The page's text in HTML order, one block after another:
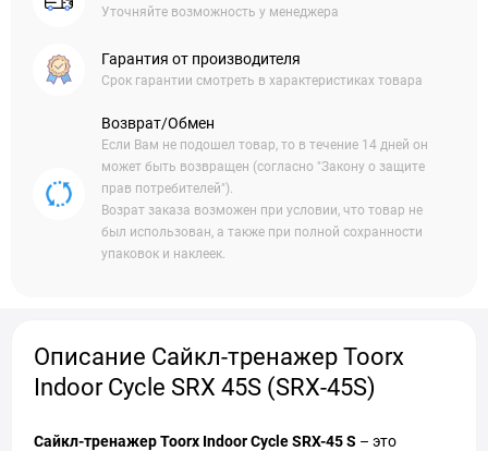
Уточняйте возможность у менеджера
Гарантия от производителя
Срок гарантии смотреть в характеристиках товара
Возврат/Обмен
Если Вам не подошел товар, то в течение 14 дней он
может быть возвращен (согласно "Закону о защите
прав потребителей").
Возрат заказа возможен при условии, что товар не
был использован, а также при полной сохранности
упаковок и наклеек.
Описание Сайкл-тренажер Toorx
Indoor Cycle SRX 45S (SRX-45S)
Сайкл-тренажер Toorx Indoor Cycle SRX-45 S – это